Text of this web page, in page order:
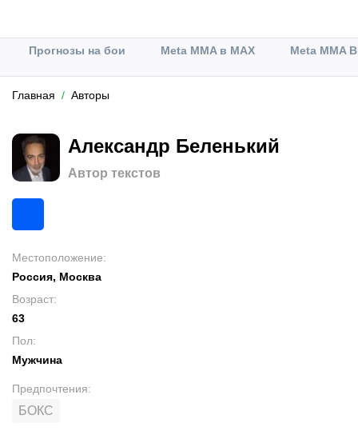
Прогнозы на бои Meta MMA в MAX Meta MMA
Главная Авторы
Александр Беленький
Автор текстов
Местоположение:
Россия, Москва
Возраст:
63
Пол:
Мужчина
Предпочтения:
БОКС